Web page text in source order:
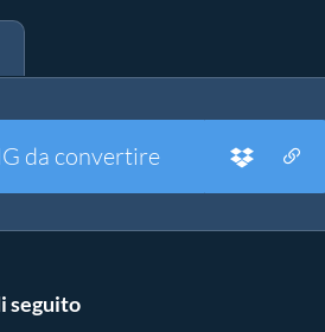
da convertire
seguito